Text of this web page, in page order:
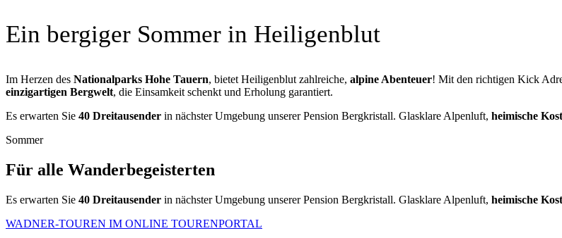
Ein bergiger Sommer in Heiligenblut
Im Herzen des Nationalparks Hohe Tauern, bietet Heiligenblut zahlreiche, alpine Abenteuer! Mit den richtigen Kick
einzigartigen Bergwelt, die Einsamkeit schenkt und Erholung garantiert.
Es erwarten Sie 40 Dreitausender in nächster Umgebung unserer Pension Bergkristall. Glasklare Alpenluft, heimische Kost
Sommer
Für alle Wanderbegeisterten
Es erwarten Sie 40 Dreitausender in nächster Umgebung unserer Pension Bergkristall. Glasklare Alpenluft, heimische Kost
WADNER-TOUREN IM ONLINE TOURENPORTAL